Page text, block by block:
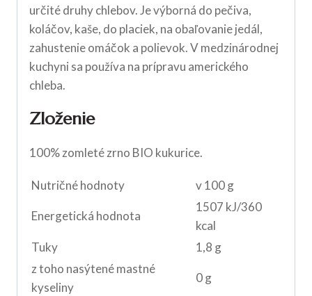
určité druhy chlebov. Je výborná do pečiva,
koláčov, kaše, do placiek, na obaľovanie jedál,
zahustenie omáčok a polievok. V medzinárodnej
kuchyni sa používa na prípravu amerického
chleba.
Zloženie
100% zomleté zrno BIO kukurice.
Nutričné hodnoty v 100 g
Energetická hodnota
1507 kJ/360
kcal
Tuky
1,8 g
z toho nasýtené mastné
kyseliny
0 g